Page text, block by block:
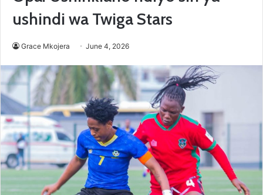
ushindi wa Twiga Stars
Grace Mkojera June 4, 2026